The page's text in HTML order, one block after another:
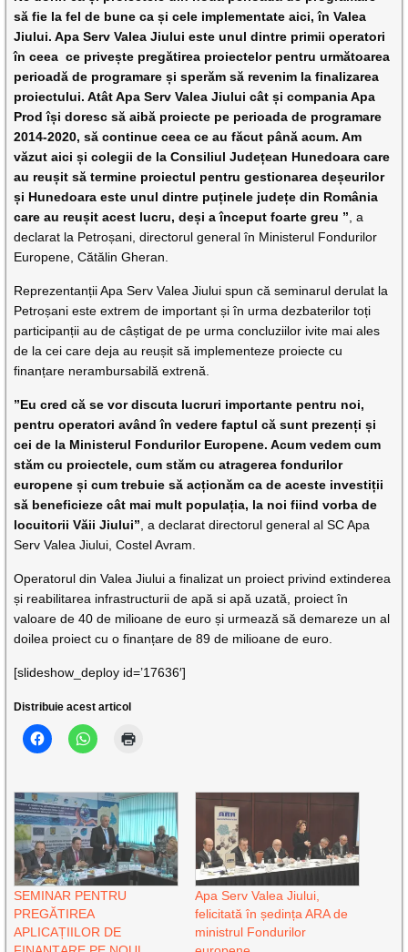
să fie la fel de bune ca și cele implementate aici, în Valea
Jiului. Apa Serv Valea Jiului este unul dintre primii operatori
în ceea ce privește pregătirea proiectelor pentru următoarea
perioadă de programare și sperăm să revenim la finalizarea
proiectului. Atât Apa Serv Valea Jiului cât și compania Apa
Prod își doresc să aibă proiecte pe perioada de programare
2014-2020, să continue ceea ce au făcut până acum. Am
văzut aici și colegii de la Consiliul Județean Hunedoara care
au reușit să termine proiectul pentru gestionarea deșeurilor
și Hunedoara este unul dintre puținele județe din România
care au reușit acest lucru, deși a început foarte greu ” , a
declarat la Petroșani, directorul general în Ministerul Fondurilor
Europene, Cătălin Gheran.
Reprezentanții Apa Serv Valea Jiului spun că seminarul derulat la
Petroșani este extrem de important și în urma dezbaterilor toți
participanții au de câștigat de pe urma concluziilor ivite mai ales
de la cei care deja au reușit să implementeze proiecte cu
finanțare nerambursabilă extrenă.
”Eu cred că se vor discuta lucruri importante pentru noi,
pentru operatori având în vedere faptul că sunt prezenți și
cei de la Ministerul Fondurilor Europene. Acum vedem cum
stăm cu proiectele, cum stăm cu atragerea fondurilor
europene și cum trebuie să acționăm ca de aceste investiții
să beneficieze cât mai mult populația, la noi fiind vorba de
locuitorii Văii Jiului” , a declarat directorul general al SC Apa
Serv Valea Jiului, Costel Avram.
Operatorul din Valea Jiului a finalizat un proiect privind extinderea
și reabilitarea infrastructurii de apă si apă uzată, proiect în
valoare de 40 de milioane de euro și urmează să demareze un al
doilea proiect cu o finanțare de 89 de milioane de euro.
[slideshow_deploy id=’17636′]
Distribuie acest articol
SEMINAR PENTRU
PREGĂTIREA
APLICAȚIILOR DE
Apa Serv Valea Jiului,
felicitată în ședința ARA de
ministrul Fondurilor